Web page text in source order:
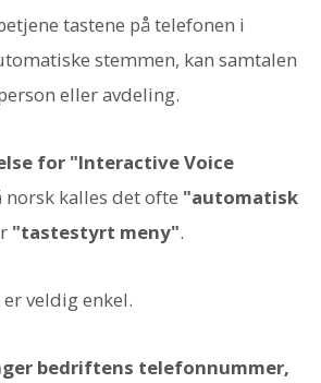
tastene på telefonen i
stemmen, kan samtalen
eller avdeling.
for "Interactive Voice
norsk kalles det ofte "automatisk
"tastestyrt meny".
veldig enkel.
bedriftens telefonnummer,